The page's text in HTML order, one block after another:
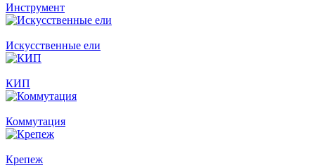
Инструмент
Искусственные ели
КИП
Коммутация
Крепеж